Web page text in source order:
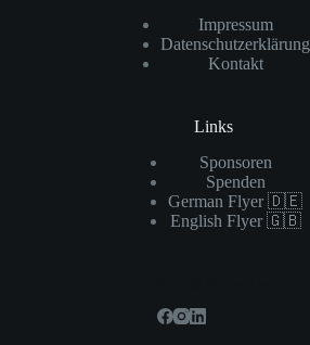
Impressum
Datenschutzerklärung
Kontakt
Links
Sponsoren
Spenden
German Flyer 🇩🇪
English Flyer 🇬🇧